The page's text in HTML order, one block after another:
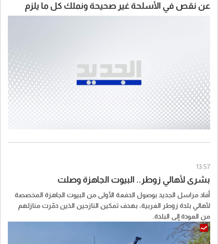
عن نقص في الأسلحة غير صحيحة ونملك كل ما يلزم
13:57
بشرى لأهالي زوطر.. البيوت الجاهزة وصلت
أفاد مراسل الجديد بوصول الدفعة الأولى من البيوت الجاهزة المخصصة
لأهالي بلدة زوطر الغربية، بهدف تمكين النازحين الذين دمّرت منازلهم
من العودة إلى البلدة.